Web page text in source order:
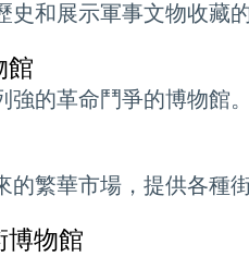
史和展示軍事文物收藏的
館
的革命鬥爭的博物館。
的繁華市場，提供各種
博物館